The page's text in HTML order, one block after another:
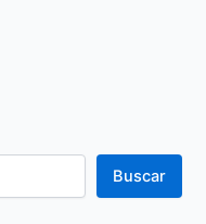
Buscar